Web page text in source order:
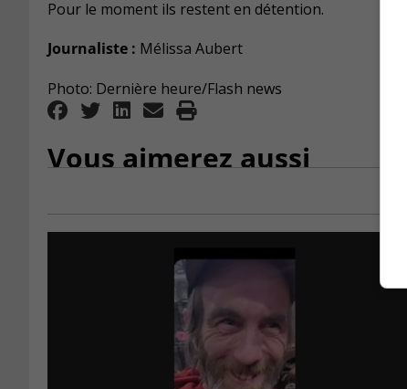
Pour le moment ils restent en détention.
Journaliste : Mélissa Aubert
Photo: Dernière heure/Flash news
Vous aimerez aussi